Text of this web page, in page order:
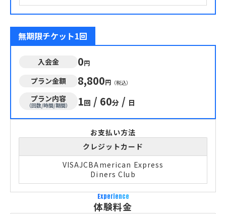
無期限チケット1回
入会金 0円
プラン金額 8,800円 （税込）
プラン内容
（回数/時間/期間） 1回 / 60分 / 日
お支払い方法
クレジットカード
VISAJCBAmerican Express
Diners Club
Experience
体験料金